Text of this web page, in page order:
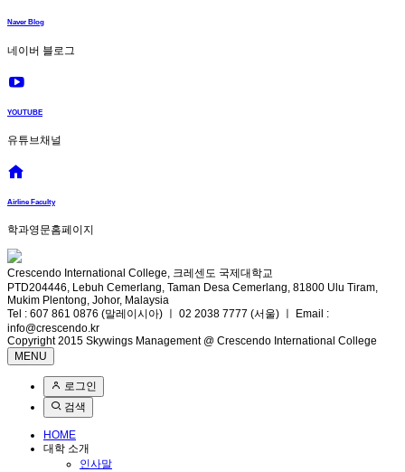
Naver Blog
네이버 블로그
YOUTUBE
유튜브채널
Airline Faculty
학과영문홈페이지
Crescendo International College, 크레센도 국제대학교
PTD204446, Lebuh Cemerlang, Taman Desa Cemerlang, 81800 Ulu Tiram,
Mukim Plentong, Johor, Malaysia
Tel : 607 861 0876 (말레이시아) ㅣ 02 2038 7777 (서울) ㅣ Email :
info@crescendo.kr
Copyright 2015 Skywings Management @ Crescendo International College
MENU
로그인
검색
HOME
대학 소개
인사말